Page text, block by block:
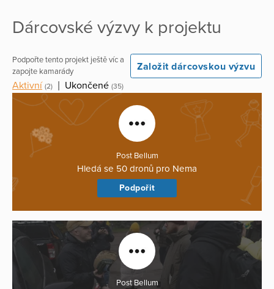
Dárcovské výzvy k projektu
Podpořte tento projekt ještě víc a
zapojte kamarády
Založit dárcovskou výzvu
Aktivní (2) Ukončené (35)
Post Bellum
Hledá se 50 dronů pro Nema
Podpořit
Post Bellum